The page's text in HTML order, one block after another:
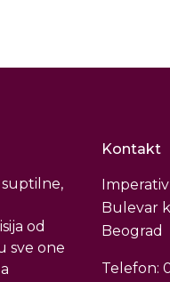
od
sve one
Kontakt
Imperativ
Bulevar
Beograd
Telefon: